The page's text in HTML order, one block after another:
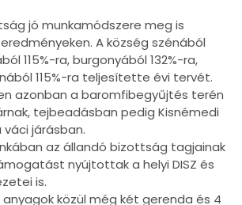
jó munkamódszere meg is
A község szénából
115%-ra, burgonyából 132%-ra,
115%-ra teljesítette évi tervét.
azonban a baromfibegyűjtés terén
tejbeadásban pedig Kisnémedi
járásban.
az állandó bizottság tagjainak
nyújtottak a helyi DISZ és
is.
anyagok közül még két gerenda és 4